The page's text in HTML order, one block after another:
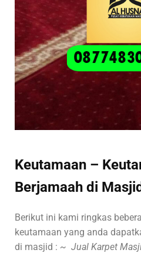
Keutamaan –
Berjamaah di Masjid
Berikut ini kami ringkas
keutamaan yang anda
di masjid : ~ Jual Karpet